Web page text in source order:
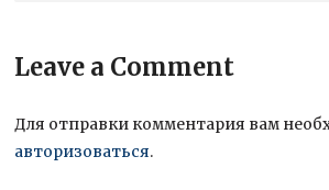
Leave a Comment
Для отправки комментария вам
авторизоваться.